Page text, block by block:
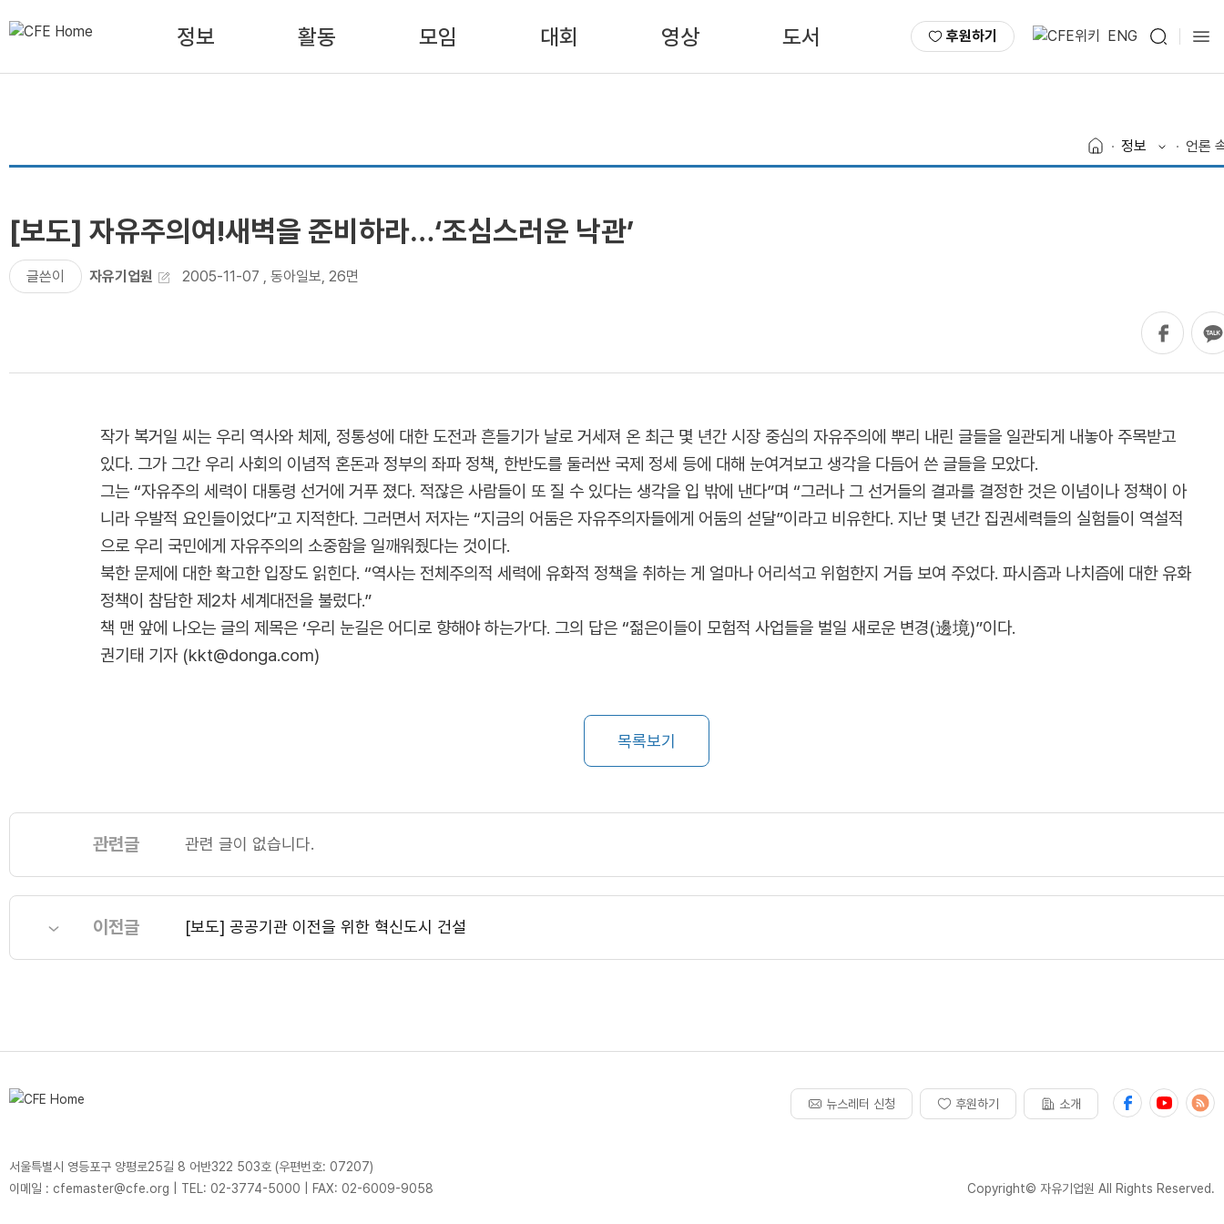
정보 활동 모임 대회 영상 도서 후원하기 ENG
정보 언론
[보도] 자유주의여!새벽을 준비하라…‘조심스러운 낙관’
글쓴이 자유기업원 2005-11-07 , 동아일보, 26면
작가 복거일 씨는 우리 역사와 체제, 정통성에 대한 도전과 흔들기가 날로 거세져 온 최근 몇 년간 시장 중심의 자유주의에 뿌리 내린 글들을 일관되게 내놓아 주목받고
있다. 그가 그간 우리 사회의 이념적 혼돈과 정부의 좌파 정책, 한반도를 둘러싼 국제 정세 등에 대해 눈여겨보고 생각을 다듬어 쓴 글들을 모았다.
그는 “자유주의 세력이 대통령 선거에 거푸 졌다. 적잖은 사람들이 또 질 수 있다는 생각을 입 밖에 낸다”며 “그러나 그 선거들의 결과를 결정한 것은 이념이나 정책이 아
니라 우발적 요인들이었다”고 지적한다. 그러면서 저자는 “지금의 어둠은 자유주의자들에게 어둠의 섣달”이라고 비유한다. 지난 몇 년간 집권세력들의 실험들이 역설적
으로 우리 국민에게 자유주의의 소중함을 일깨워줬다는 것이다.
북한 문제에 대한 확고한 입장도 읽힌다. “역사는 전체주의적 세력에 유화적 정책을 취하는 게 얼마나 어리석고 위험한지 거듭 보여 주었다. 파시즘과 나치즘에 대한 유화
정책이 참담한 제2차 세계대전을 불렀다.”
책 맨 앞에 나오는 글의 제목은 ‘우리 눈길은 어디로 향해야 하는가’다. 그의 답은 “젊은이들이 모험적 사업들을 벌일 새로운 변경(邊境)”이다.
권기태 기자 (kkt@donga.com)
목록보기
관련글 관련 글이 없습니다.
이전글 [보도] 공공기관 이전을 위한 혁신도시 건설
뉴스레터 신청 후원하기 소개
서울특별시 영등포구 양평로25길 8 어반322 503호 (우편번호: 07207)
이메일 : cfemaster@cfe.org
TEL: 02-3774-5000 FAX: 02-6009-9058 Copyright© 자유기업원 All Rights Reserved.